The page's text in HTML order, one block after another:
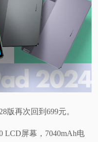
版再次回到699元。
LCD屏幕，7040mAh电